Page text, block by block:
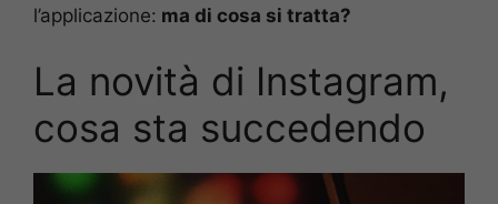
l’applicazione: ma di cosa si tratta?
La novità di Instagram,
cosa sta succedendo